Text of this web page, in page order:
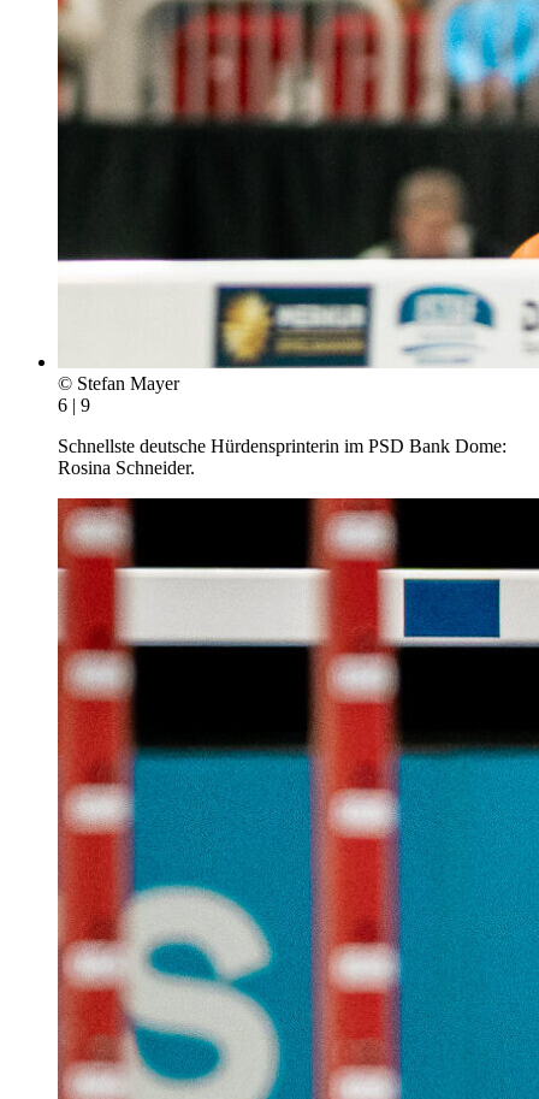
© Stefan Mayer
6 | 9
Schnellste deutsche Hürdensprinterin im PSD Bank Dome:
Rosina Schneider.